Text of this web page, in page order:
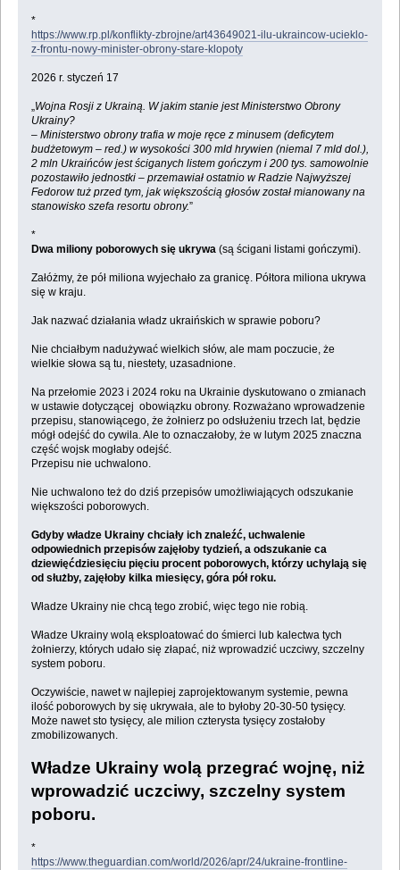
*
https://www.rp.pl/konflikty-zbrojne/art43649021-ilu-ukraincow-ucieklo-
z-frontu-nowy-minister-obrony-stare-klopoty
2026 r. styczeń 17
„Wojna Rosji z Ukrainą. W jakim stanie jest Ministerstwo Obrony
Ukrainy?
– Ministerstwo obrony trafia w moje ręce z minusem (deficytem
budżetowym – red.) w wysokości 300 mld hrywien (niemal 7 mld dol.),
2 mln Ukraińców jest ściganych listem gończym i 200 tys. samowolnie
pozostawiło jednostki – przemawiał ostatnio w Radzie Najwyższej
Fedorow tuż przed tym, jak większością głosów został mianowany na
stanowisko szefa resortu obrony.”
*
Dwa miliony poborowych się ukrywa(są ścigani listami gończymi).
Załóżmy, że pół miliona wyjechało za granicę. Półtora miliona ukrywa
się w kraju.
Jak nazwać działania władz ukraińskich w sprawie poboru?
Nie chciałbym nadużywać wielkich słów, ale mam poczucie, że
wielkie słowa są tu, niestety, uzasadnione.
Na przełomie 2023 i 2024 roku na Ukrainie dyskutowano o zmianach
w ustawie dotyczącej obowiązku obrony. Rozważano wprowadzenie
przepisu, stanowiącego, że żołnierz po odsłużeniu trzech lat, będzie
mógł odejść do cywila. Ale to oznaczałoby, że w lutym 2025 znaczna
część wojsk mogłaby odejść.
Przepisu nie uchwalono.
Nie uchwalono też do dziś przepisów umożliwiających odszukanie
większości poborowych.
Gdyby władze Ukrainy chciały ich znaleźć, uchwalenie
odpowiednich przepisów zajęłoby tydzień, a odszukanie ca
dziewięćdziesięciu pięciu procent poborowych, którzy uchylają się
od służby, zajęłoby kilka miesięcy, góra pół roku.
Władze Ukrainy nie chcą tego zrobić, więc tego nie robią.
Władze Ukrainy wolą eksploatować do śmierci lub kalectwa tych
żołnierzy, których udało się złapać, niż wprowadzić uczciwy, szczelny
system poboru.
Oczywiście, nawet w najlepiej zaprojektowanym systemie, pewna
ilość poborowych by się ukrywała, ale to byłoby 20-30-50 tysięcy.
Może nawet sto tysięcy, ale milion czterysta tysięcy zostałoby
zmobilizowanych.
Władze Ukrainy wolą przegrać wojnę, niż
wprowadzić uczciwy, szczelny system
poboru.
*
https://www.theguardian.com/world/2026/apr/24/ukraine-frontline-